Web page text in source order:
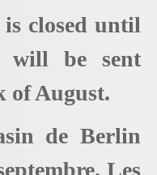
closed until
will be sent
of August.
de Berlin
Les